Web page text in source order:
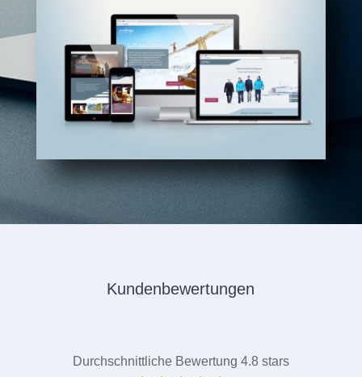
Kundenbewertungen
Durchschnittliche Bewertung 4.8 stars